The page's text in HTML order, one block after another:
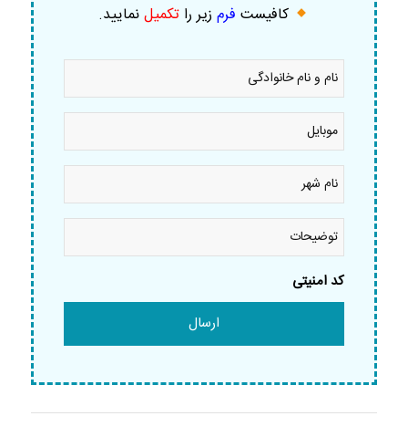
کافیست فرم زیر را تکمیلنمایید.
نام
نام
خانوادگی
موبایل
نام
شهر *
توضیحات
کد امنیتی